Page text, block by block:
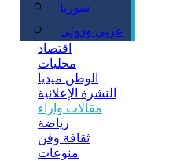
سوريا
عربي ودولي
اقتصاد
محليات
الوطن ميديا
النشرة الإعلانية
مقالات وآراء
رياضة
ثقافة وفن
منوعات